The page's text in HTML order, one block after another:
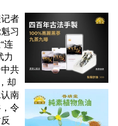
者
习
连
力
共
却
南
令